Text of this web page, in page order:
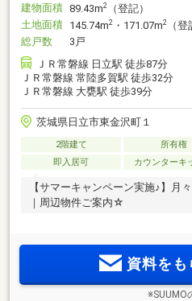
建物面積 89.43m2
（登記）
土地面積 145.74m2 ・171.07m2
（登
総戸数
3戸
ＪＲ常磐線 日立駅 徒歩87分
ＪＲ常磐線 常陸多賀駅 徒歩32分
ＪＲ常磐線 大甕駅 徒歩39分
茨城県日立市東金沢町１
2階建て 所有権
即入居可
カウンターキ
【サマーキャンペーン実施♪】月
｜周辺物件ご案内☆
資料を
※SUUMO